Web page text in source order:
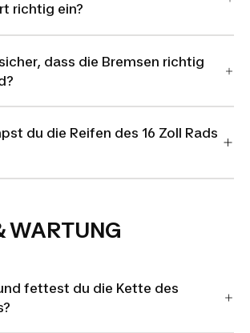
richtig ein?
dass die Bremsen richtig
du die Reifen des 16 Zoll Rads
WARTUNG
fettest du die Kette des